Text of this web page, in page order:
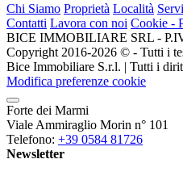
Chi Siamo Proprietà Località
Contatti Lavora con noi Cookie -
BICE IMMOBILIARE SRL -
Copyright 2016-2026 ©️ - Tutti i
Bice Immobiliare S.r.l. | Tutti i
Modifica preferenze cookie
Forte dei Marmi
Viale Ammiraglio Morin n° 101
Telefono: +39 0584 81726
Newsletter